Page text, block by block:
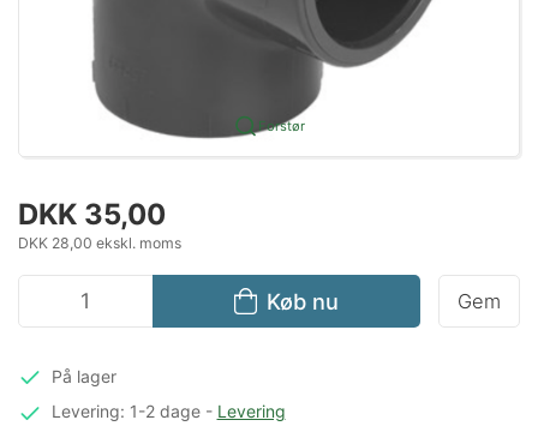
Forstør
DKK 35,00
DKK 28,00 ekskl. moms
Køb nu Gem
På lager
Levering: 1-2 dage- Levering